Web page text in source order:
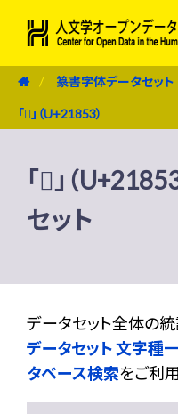
篆書字体データセット
「𡡓」（U+21853）
「𡡓」（
セット
データセット全体の
データセット 文字種
タベース検索をご利